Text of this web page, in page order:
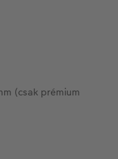
(csak prémium